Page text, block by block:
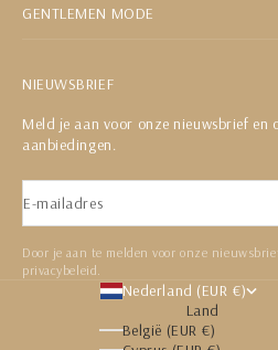
GENTLEMEN MODE
NIEUWSBRIEF
Meld je aan voor onze nieuwsbrief en
aanbiedingen.
E-mailadres
Door je aan te melden voor onze
privacybeleid.
Nederland (EUR €)
Land
België (EUR €)